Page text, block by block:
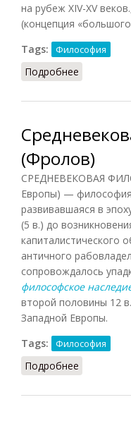
на рубеж XIV-XV
(концепция
Tags:
Философия
Подробнее
(Фролов)
СРЕДНЕВЕКОВАЯ
Европы) —
развивавшаяся в
(5 в.) до
капиталистического
античного
сопровождалось
философское
второй половины 12
Западной Европы.
Tags:
Философия
Подробнее